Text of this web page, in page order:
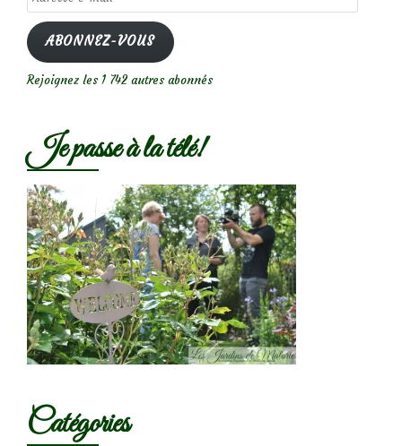
e-
mail
ABONNEZ-VOUS
Rejoignez les 1 742 autres abonnés
Je passe à la télé!
Catégories